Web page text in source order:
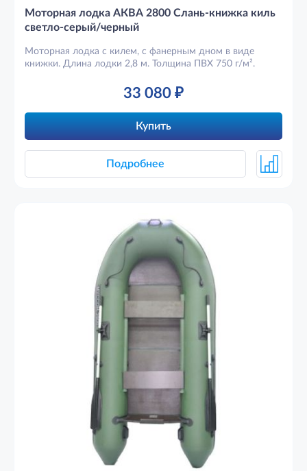
Моторная лодка АКВА 2800 Слань-книжка киль
светло-серый/черный
Моторная лодка с килем, с фанерным дном в виде
книжки. Длина лодки 2,8 м. Толщина ПВХ 750 г/м².
33 080 ₽
Купить
Подробнее